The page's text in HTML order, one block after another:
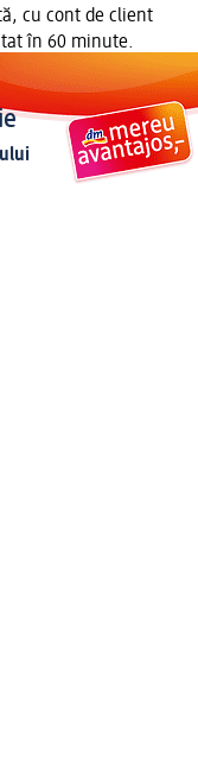
cu cont de client
în 60 minute.